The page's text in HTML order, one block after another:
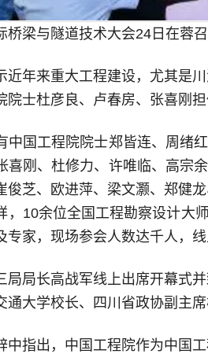
桥梁与隧道技术大会24日在蓉
近年来重大工程建设，尤其是
院士杜彦良、卢春房、张喜刚担
中国工程院院士郑皆连、周绪
喜刚、杜修力、许唯临、高宗
俊芝、欧进萍、梁文灏、郑健
，10余位全国工程勘察设计大
专家，现场参会人数达千人，线
局局长高战军线上出席开幕式
通大学校长、四川省政协副主
中指出，中国工程院作为中国